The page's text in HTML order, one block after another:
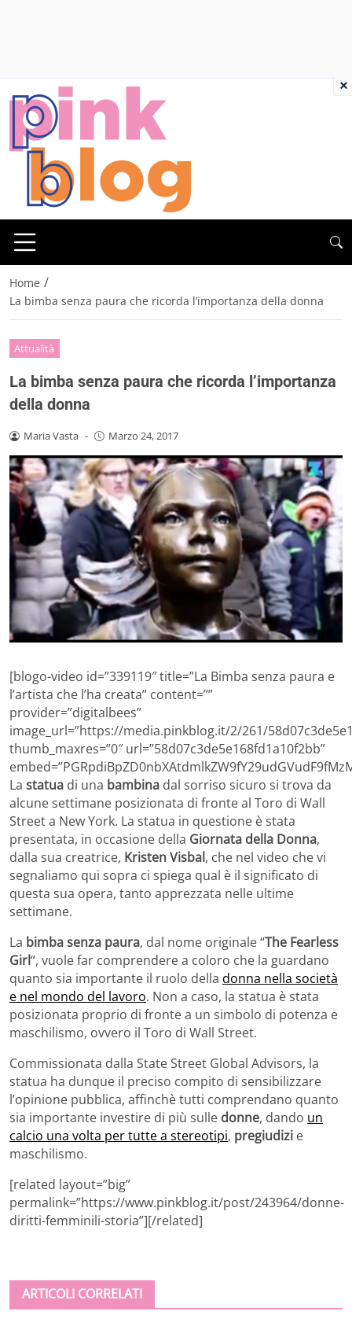
Home /
La bimba senza paura che ricorda l’importanza della donna
Attualità
La bimba senza paura che ricorda l’importanza
della donna
Maria Vasta - Marzo 24, 2017
[blogo-video id=”339119″ title=”La Bimba senza paura e
l’artista che l’ha creata” content=””
provider=”digitalbees”
image_url=”https://media.pinkblog.it/2/261/
thumb_maxres=”0″ url=”58d07c3de5e168fd1a10f2bb”
La statua di una bambina dal sorriso sicuro si trova da
alcune settimane posizionata di fronte al Toro di Wall
Street a New York. La statua in questione è stata
presentata, in occasione della Giornata della Donna,
dalla sua creatrice, Kristen Visbal, che nel video che vi
segnaliamo qui sopra ci spiega qual è il significato di
questa sua opera, tanto apprezzata nelle ultime
settimane.
La bimba senza paura, dal nome originale “The Fearless
Girl“, vuole far comprendere a coloro che la guardano
quanto sia importante il ruolo della donna nella società
e nel mondo del lavoro. Non a caso, la statua è stata
posizionata proprio di fronte a un simbolo di potenza e
maschilismo, ovvero il Toro di Wall Street.
Commissionata dalla State Street Global Advisors, la
statua ha dunque il preciso compito di sensibilizzare
l’opinione pubblica, affinchè tutti comprendano quanto
sia importante investire di più sulle donne, dando un
calcio una volta per tutte a stereotipi, pregiudizi e
maschilismo.
[related layout=”big”
permalink=”https://www.pinkblog.it/post/243964/donne-
diritti-femminili-storia”][/related]
ARTICOLI CORRELATI
×